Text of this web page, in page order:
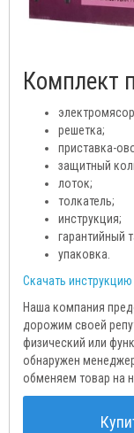
Комплект
решетка;
приставка-
защитный
лоток;
толкатель;
инструкция;
гарантийный
упаковка.
Скачать
Наша компания
дорожим своей
физический или
обнаружен
обменяем товар на